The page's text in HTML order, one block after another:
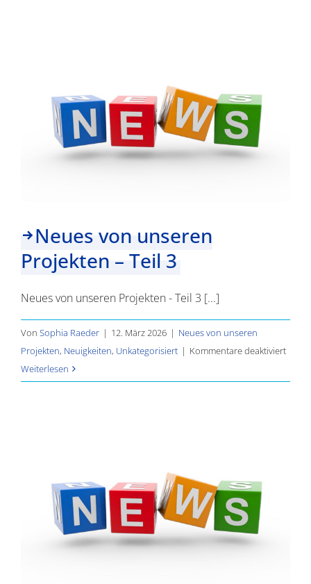
Neues von unseren
Projekten – Teil 3
Neues von unseren Projekten - Teil 3 [...]
Von Sophia Raeder | 12. März 2026 | Neues von unseren
Projekten, Neuigkeiten, Unkategorisiert | Kommentare deaktiviertfür
von
Weiterlesen